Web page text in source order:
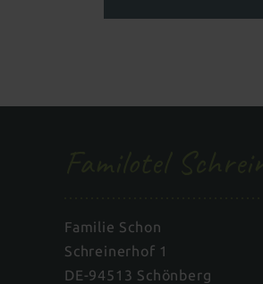
Familie Schon
Schreinerhof 1
DE-94513 Schönberg